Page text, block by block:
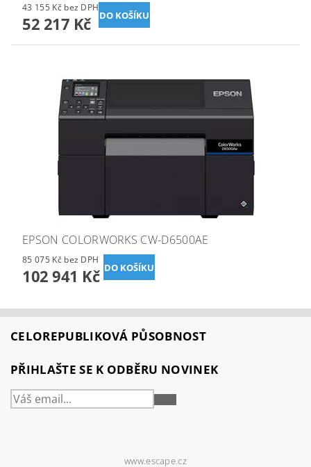
43 155 Kč bez DPH
52 217 Kč
EPSON COLORWORKS CW-D6500AE
85 075 Kč bez DPH
102 941 Kč
CELOREPUBLIKOVÁ PŮSOBNOST
PŘIHLAŠTE SE K ODBĚRU NOVINEK
PŘIHLÁSIT
www.escape.cz